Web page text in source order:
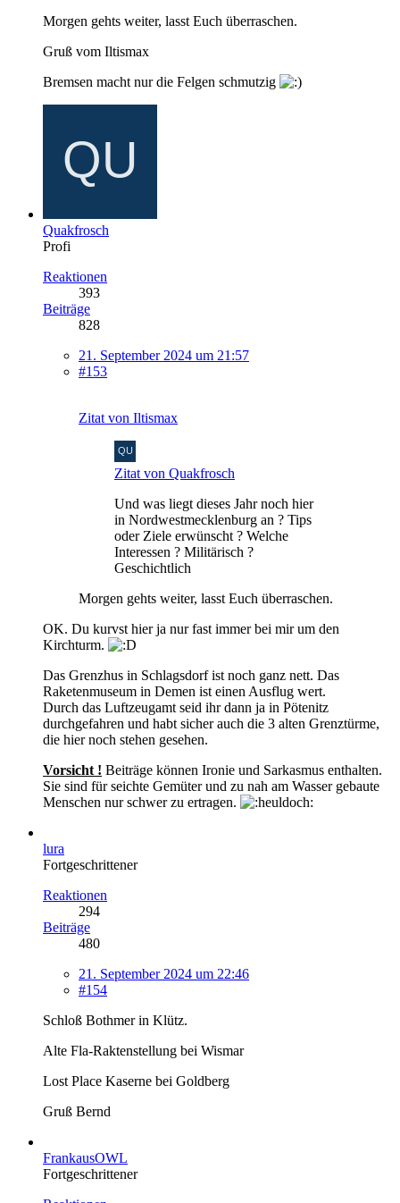
Morgen gehts weiter, lasst Euch überraschen.
Gruß vom Iltismax
Bremsen macht nur die Felgen schmutzig
Quakfrosch
Profi
Reaktionen
393
Beiträge
828
21. September 2024 um 21:57
#153
Zitat von Iltismax
Zitat von Quakfrosch
Und was liegt dieses Jahr noch hier
in Nordwestmecklenburg an ? Tips
oder Ziele erwünscht ? Welche
Interessen ? Militärisch ?
Geschichtlich
Morgen gehts weiter, lasst Euch überraschen.
OK. Du kurvst hier ja nur fast immer bei mir um den
Kirchturm.
Das Grenzhus in Schlagsdorf ist noch ganz nett. Das
Raketenmuseum in Demen ist einen Ausflug wert.
Durch das Luftzeugamt seid ihr dann ja in Pötenitz
durchgefahren und habt sicher auch die 3 alten Grenztürme,
die hier noch stehen gesehen.
Vorsicht ! Beiträge können Ironie und Sarkasmus enthalten.
Sie sind für seichte Gemüter und zu nah am Wasser gebaute
Menschen nur schwer zu ertragen.
lura
Fortgeschrittener
Reaktionen
294
Beiträge
480
21. September 2024 um 22:46
#154
Schloß Bothmer in Klütz.
Alte Fla-Raktenstellung bei Wismar
Lost Place Kaserne bei Goldberg
Gruß Bernd
FrankausOWL
Fortgeschrittener